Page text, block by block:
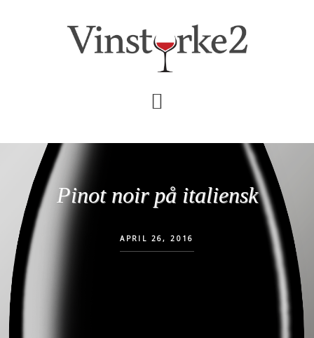
Pinot noir på italiensk
APRIL 26, 2016